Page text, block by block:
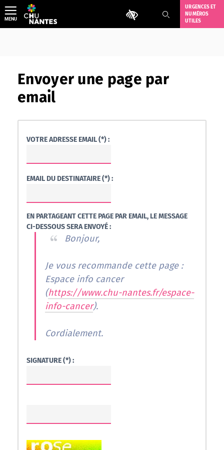
Aller
au
contenu
Outils d'accessibilité
URGENCES ET
NUMÉROS
UTILES
MENU
Envoyer une page par
email
VOTRE ADRESSE EMAIL (*) :
EMAIL DU DESTINATAIRE (*) :
EN PARTAGEANT CETTE PAGE PAR EMAIL, LE MESSAGE
CI-DESSOUS SERA ENVOYÉ :
Bonjour,
Je vous recommande cette page :
Espace info cancer
(https://www.chu-nantes.fr/espace-
info-cancer).
Cordialement.
SIGNATURE (*) :